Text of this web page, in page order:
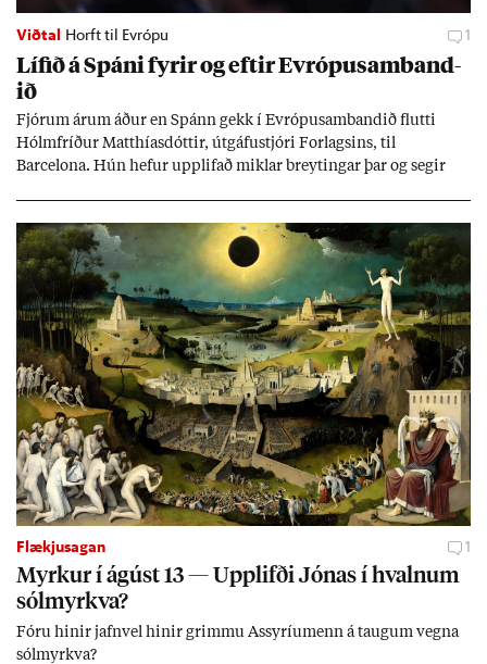
Viðtal Horft til Evrópu 1
Líf­ið á Spáni fyr­ir og eft­ir Evr­ópu­sam­band­
ið
Fjór­um ár­um áð­ur en Spánn gekk í Evr­ópu­sam­band­ið flutti
Hólm­fríð­ur Matth­ías­dótt­ir, út­gáfu­stjóri For­lags­ins, til
Barcelona. Hún hef­ur upp­lif­að mikl­ar breyt­ing­ar þar og seg­ir
jafnt sem styrkj­um til menn­ing­ar­mála. Þá hafi katalónsk­an hlot­
ið með­byr.
Flækjusagan 1
Myrk­ur í ág­úst 13 — Upp­lifði Jón­as í hvaln­um
sól­myrkva?
Fóru hinir jafn­vel hinir grimmu Ass­yríu­menn á taug­um vegna
sól­myrkva?